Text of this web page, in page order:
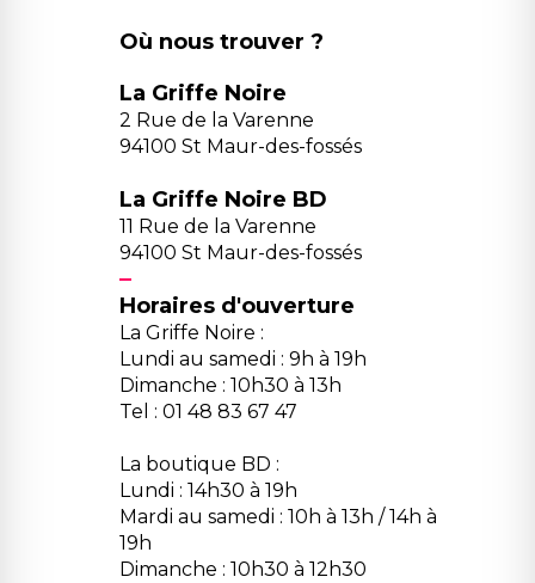
Où nous trouver ?
La Griffe Noire
2 Rue de la Varenne
94100 St Maur-des-fossés
La Griffe Noire BD
11 Rue de la Varenne
94100 St Maur-des-fossés
Horaires d'ouverture
La Griffe Noire :
Lundi au samedi : 9h à 19h
Dimanche : 10h30 à 13h
Tel : 01 48 83 67 47
La boutique BD :
Lundi : 14h30 à 19h
Mardi au samedi : 10h à 13h / 14h à
19h
Dimanche : 10h30 à 12h30